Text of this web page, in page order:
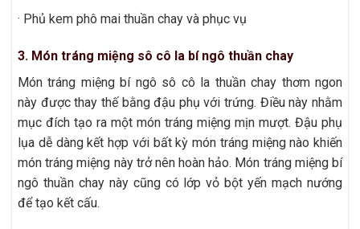
· Phủ kem phô mai thuần chay và phục vụ
3. Món tráng miệng sô cô la bí ngô thuần chay
Món tráng miệng bí ngô sô cô la thuần chay thơm ngon
này được thay thế bằng đậu phụ với trứng. Điều này nhằm
mục đích tạo ra một món tráng miệng mịn mượt. Đậu phụ
lụa dễ dàng kết hợp với bất kỳ món tráng miệng nào khiến
món tráng miệng này trở nên hoàn hảo. Món tráng miệng bí
ngô thuần chay này cũng có lớp vỏ bột yến mạch nướng
để tạo kết cấu.